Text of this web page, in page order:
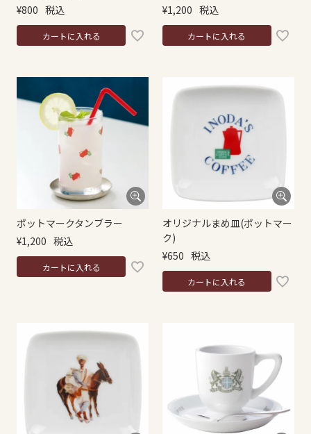
¥800 税込
カートに入れる
¥1,200 税込
カートに入れる
ポットマークタンブラー
¥1,200 税込
カートに入れる
オリジナルまめ皿(ポットマー
ク)
¥650 税込
カートに入れる